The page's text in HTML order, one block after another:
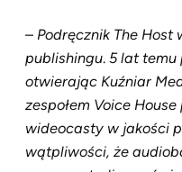
– Podręcznik The Host
publishingu. 5 lat temu
otwierając Kuźniar
zespołem Voice
wideocasty w jakości
wątpliwości, że